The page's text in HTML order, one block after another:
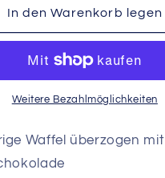
für
KitKat
40g
In den Warenkorb legen
Weitere Bezahlmöglichkeiten
Waffel überzogen mit